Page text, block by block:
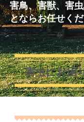
害鳥、害獣、害
とならお任せく
害虫にお困